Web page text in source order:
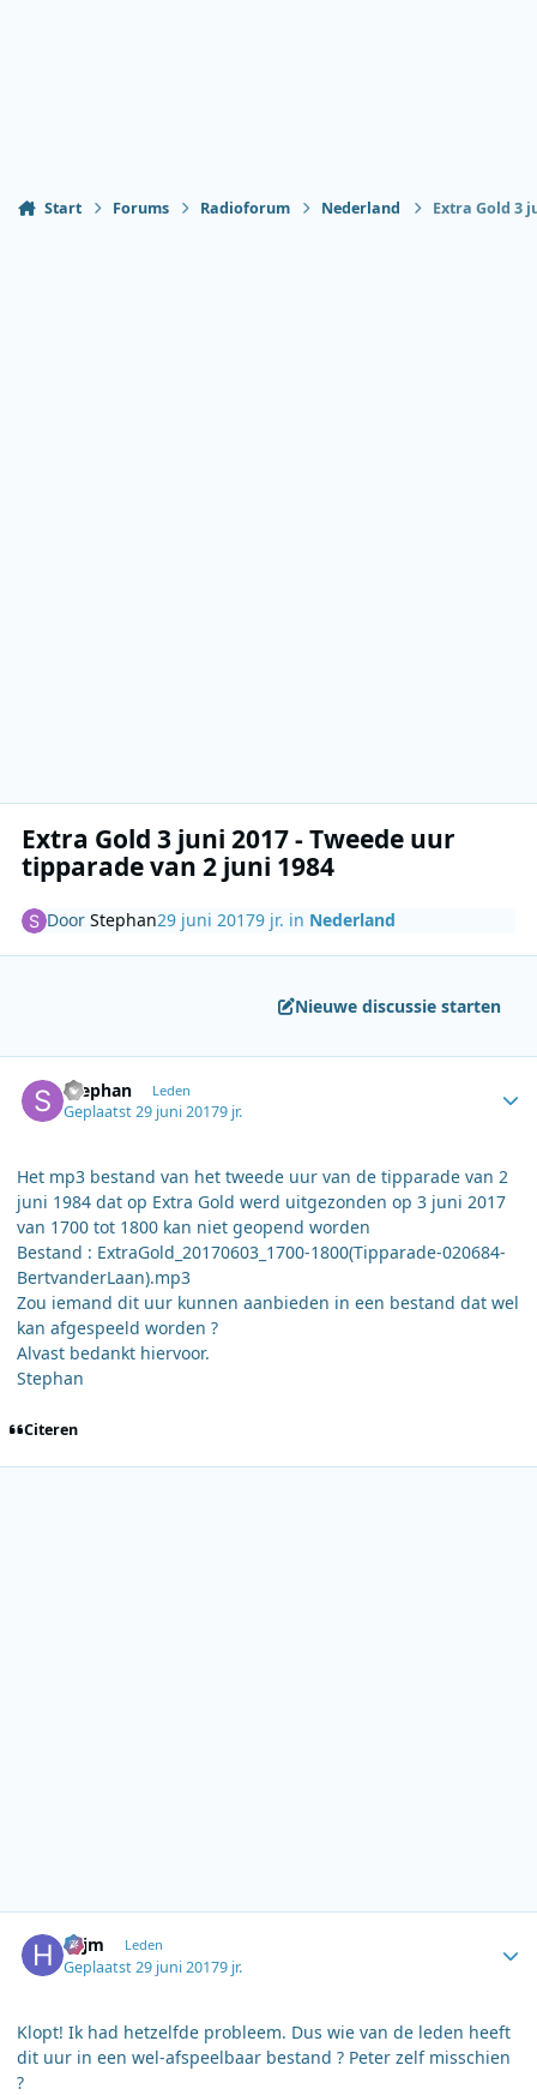
Start Forums Radioforum Nederland Extra Gold 3
Extra Gold 3 juni 2017 - Tweede uur
tipparade van 2 juni 1984
DoorStephan29 juni 20179 jr. in Nederland
Nieuwe discussie starten
Stephan Leden
Geplaatst29 juni 20179 jr.
Het mp3 bestand van het tweede uur van de tipparade van 2
juni 1984 dat op Extra Gold werd uitgezonden op 3 juni 2017
van 1700 tot 1800 kan niet geopend worden
Bestand : ExtraGold_20170603_1700-1800(Tipparade-020684-
BertvanderLaan).mp3
Zou iemand dit uur kunnen aanbieden in een bestand dat wel
kan afgespeeld worden ?
Alvast bedankt hiervoor.
Stephan
Citeren
hcjm Leden
Geplaatst29 juni 20179 jr.
Klopt! Ik had hetzelfde probleem. Dus wie van de leden heeft
dit uur in een wel-afspeelbaar bestand ? Peter zelf misschien
?